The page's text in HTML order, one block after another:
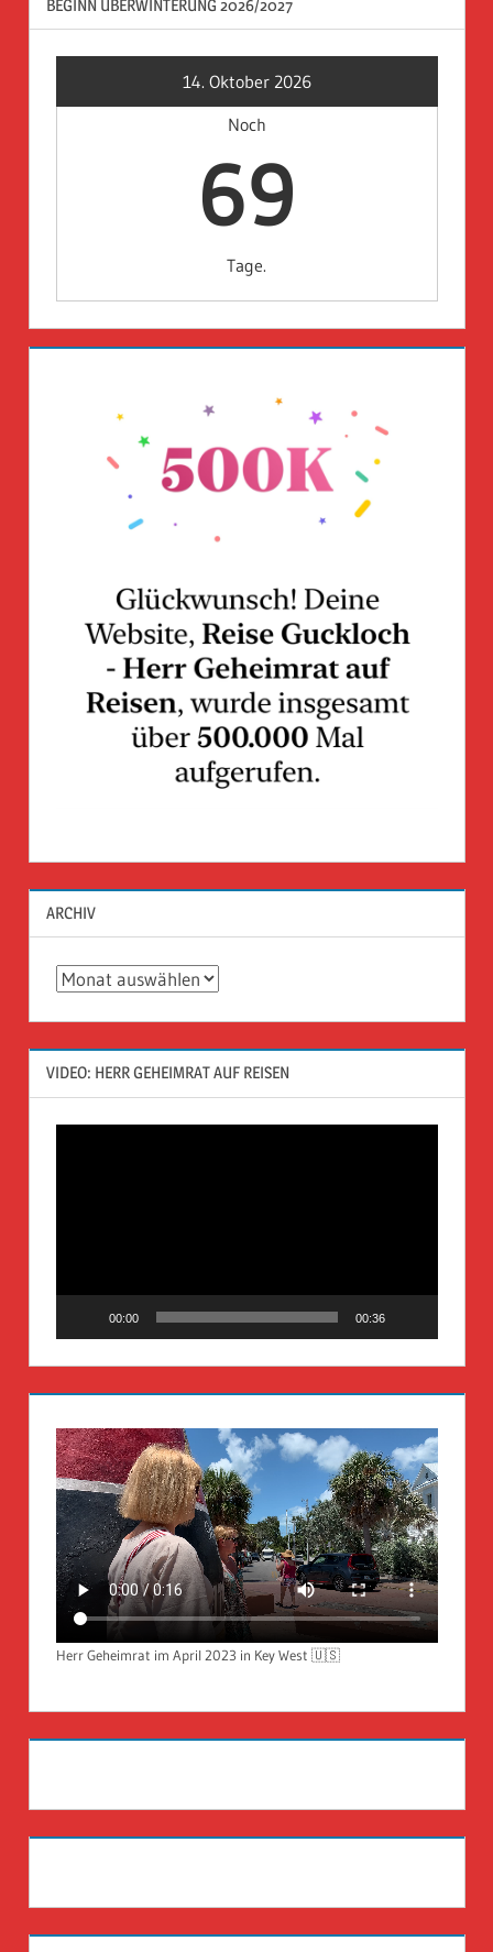
BEGINN ÜBERWINTERUNG 2026/2027
14. Oktober 2026
Noch
69
Tage.
ARCHIV
Archiv
VIDEO: HERR GEHEIMRAT AUF REISEN
00:00 00:36
Herr Geheimrat im April 2023 in Key West 🇺🇸